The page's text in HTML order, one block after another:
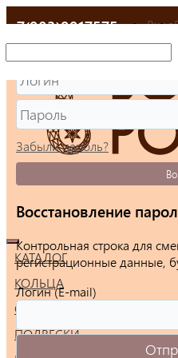
+7(903)9917575
КАТАЛОГ
КОЛЬЦА
СЕРЬГИ
ПОДВЕСКИ
Вход
Забыли пароль?
Восстановление
Контрольная строка для
регистрационные данные,
Логин (E-mail)